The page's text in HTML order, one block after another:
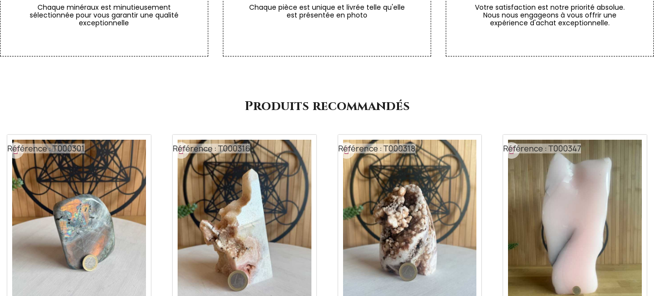
Chaque minéraux est minutieusement
sélectionnée pour vous garantir une qualité
exceptionnelle
Chaque pièce est unique et livrée telle qu'elle
est présentée en photo
Votre satisfaction est notre priorité absolue.
Nous nous engageons à vous offrir une
expérience d'achat exceptionnelle.
Produits recommandés
Référence : T000301 Référence : T000316 Référence : T000318 Référence : T000347